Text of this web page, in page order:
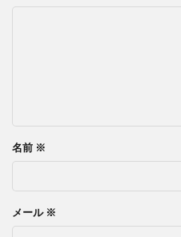
名前 ※
メール ※